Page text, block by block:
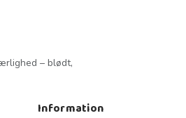
– blødt,
Information